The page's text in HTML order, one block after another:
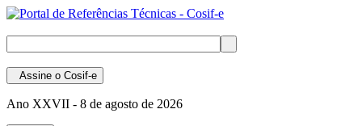
Assine o Cosif-e
Ano XXVII - 8 de agosto de 2026